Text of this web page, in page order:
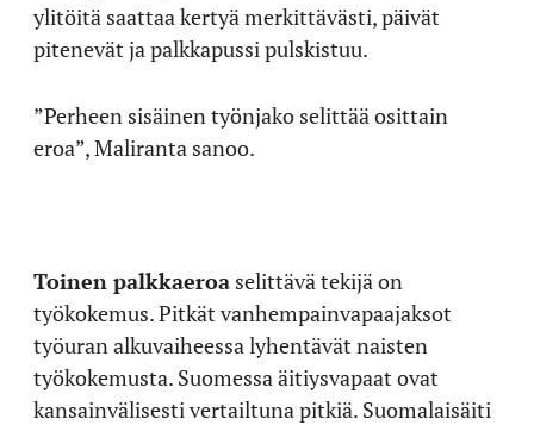
ylitöitä saattaa kertyä merkittävästi, päivät
pitenevät ja palkkapussi pulskistuu.
”Perheen sisäinen työnjako selittää osittain
eroa”, Maliranta sanoo.
Toinen palkkaeroa selittävä tekijä on
työkokemus. Pitkät vanhempainvapaajaksot
työuran alkuvaiheessa lyhentävät naisten
työkokemusta. Suomessa äitiysvapaat ovat
kansainvälisesti vertailtuna pitkiä. Suomalaisäiti